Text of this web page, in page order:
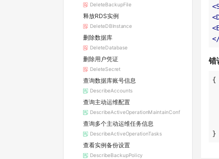
DeleteBackupFile
释放RDS实例
DeleteDBInstance
删除数据库
DeleteDatabase
删除用户凭证
DeleteSecret
查询数据库账号信息
DescribeAccounts
查询主动运维配置
DescribeActiveOperationMaintainConf
查询多个主动运维任务信息
DescribeActiveOperationTasks
查看实例备份设置
DescribeBackupPolicy
<
<
<
错
}